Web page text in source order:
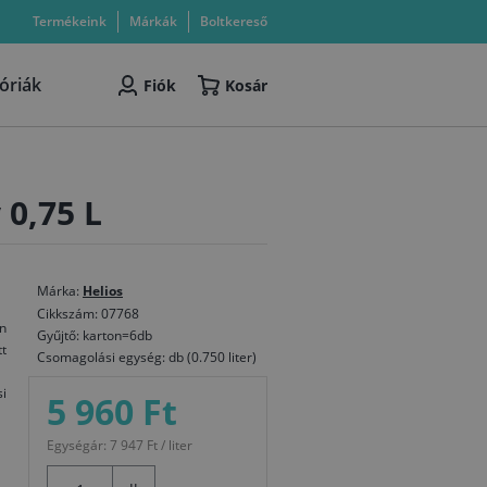
Termékeink Márkák Boltkereső
Fiók Kosár
L
Márka: Helios
Cikkszám: 07768
Gyűjtő: karton=6db
Csomagolási egység: db (0.750 liter)
5 960 Ft
Egységár: 7 947 Ft / liter